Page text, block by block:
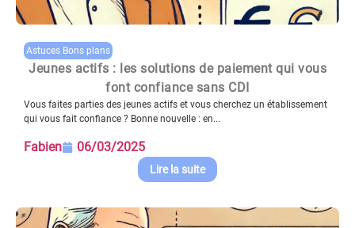
Astuces Bons plans
Jeunes actifs : les solutions de paiement qui vous
font confiance sans CDI
Vous faites parties des jeunes actifs et vous cherchez un établissement
qui vous fait confiance ? Bonne nouvelle : en...
Fabien 06/03/2025
Lire la suite